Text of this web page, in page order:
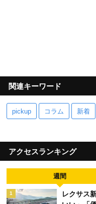
関連キーワード
pickup コラム 新着
アクセスランキング
週間
1
レクサス